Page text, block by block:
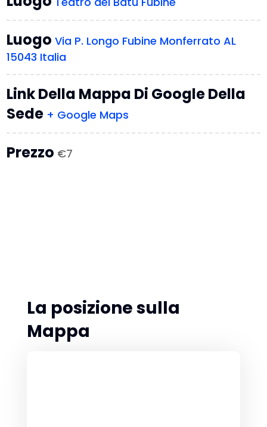
LuogoVia P. Longo Fubine Monferrato AL
15043 Italia
Link Della Mappa Di Google Della
Sede + Google Maps
Prezzo €7
La posizione sulla
Mappa